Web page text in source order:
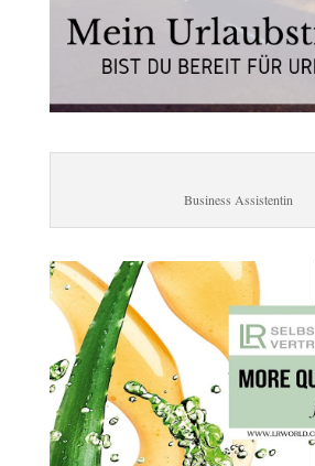
Business Assistentin